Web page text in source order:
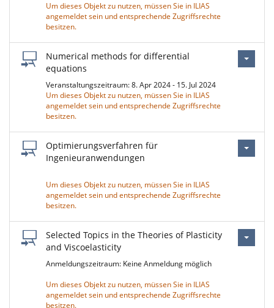
Um dieses Objekt zu nutzen, müssen Sie in ILIAS
angemeldet sein und entsprechende Zugriffsrechte
besitzen.
Numerical methods for differential
equations
Veranstaltungszeitraum: 8. Apr 2024 - 15. Jul 2024
Um dieses Objekt zu nutzen, müssen Sie in ILIAS
angemeldet sein und entsprechende Zugriffsrechte
besitzen.
Optimierungsverfahren für
Ingenieuranwendungen
Um dieses Objekt zu nutzen, müssen Sie in ILIAS
angemeldet sein und entsprechende Zugriffsrechte
besitzen.
Selected Topics in the Theories of Plasticity
and Viscoelasticity
Anmeldungszeitraum: Keine Anmeldung möglich
Um dieses Objekt zu nutzen, müssen Sie in ILIAS
angemeldet sein und entsprechende Zugriffsrechte
besitzen.